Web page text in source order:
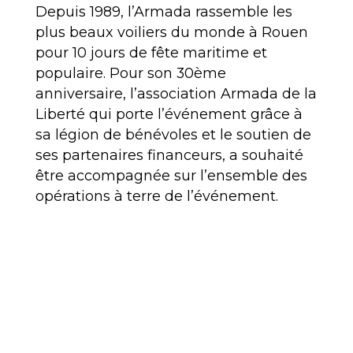
Depuis 1989, l’Armada rassemble les
plus beaux voiliers du monde à Rouen
pour 10 jours de fête maritime et
populaire. Pour son 30ème
anniversaire, l’association Armada de la
Liberté qui porte l’événement grâce à
sa légion de bénévoles et le soutien de
ses partenaires financeurs, a souhaité
être accompagnée sur l’ensemble des
opérations à terre de l’événement.